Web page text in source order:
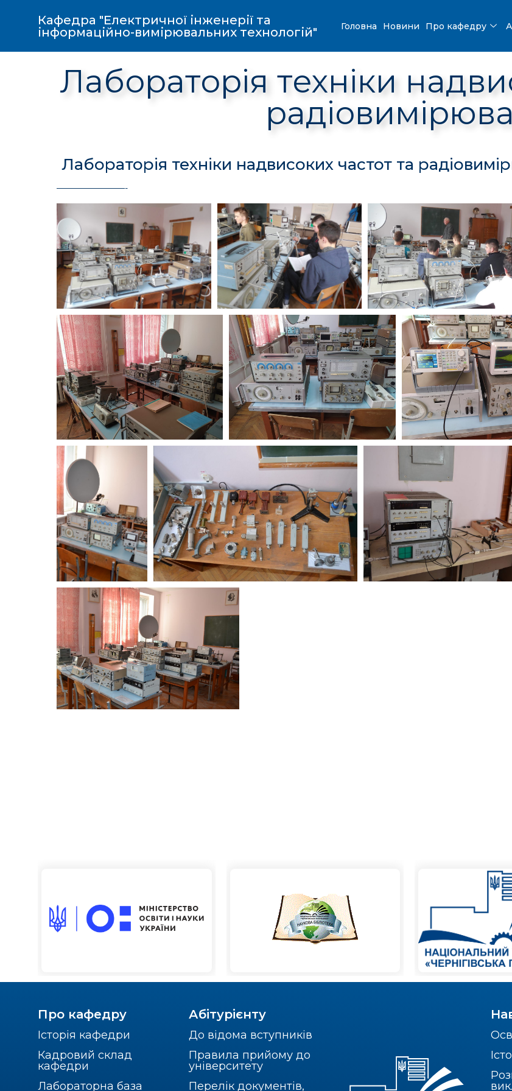
Кафедра "Електричної інженерії та
інформаційно-вимірювальних технологій"
Головна Новини Про кафедру
Лабораторія техніки
Лабораторія техніки надвисоких частот та
————————-
Про кафедру
Історія кафедри
Кадровий склад
кафедри
Лабораторна база
Абітурієнту
До відома вступників
Правила прийому до
університету
Перелік документів,